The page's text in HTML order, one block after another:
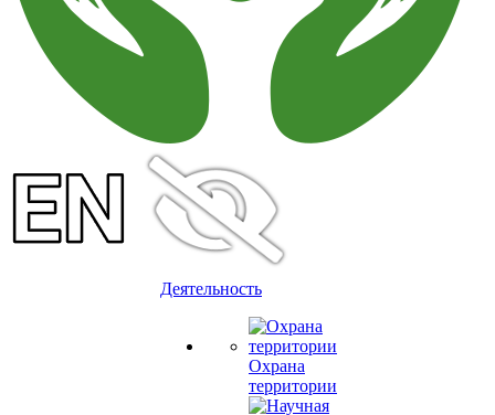
Деятельность
Охрана
территории